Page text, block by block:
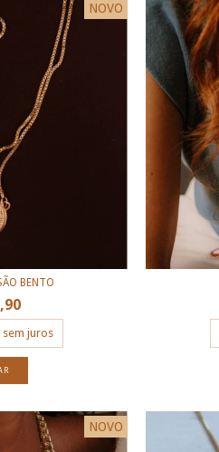
NOVO
BENTO
sem juros
NOVO